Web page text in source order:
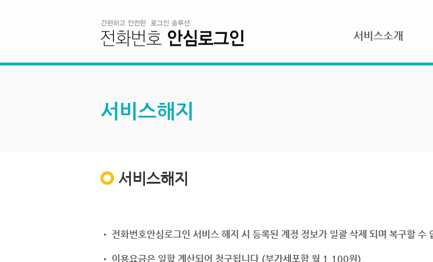
서비스소개
서비스해지
서비스해지
• 전화번호안심로그인 서비스 해지 시 등록된 계정 정보가 일괄 삭제 되며 복구할 수
• 이용요금은 일할 계산되어 청구됩니다.(부가세포함 월 1,100원)